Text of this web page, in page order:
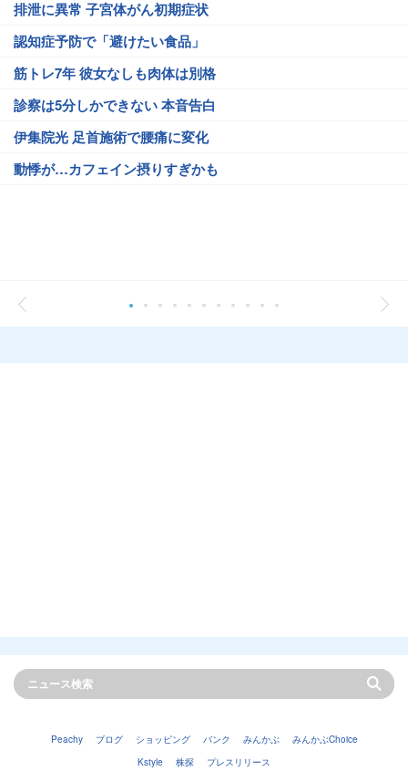
排泄に異常 子宮体がん初期症状
認知症予防で「避けたい食品」
筋トレ7年 彼女なしも肉体は別格
診察は5分しかできない 本音告白
伊集院光 足首施術で腰痛に変化
動悸が…カフェイン摂りすぎかも
Peachy ブログ ショッピング バンク みんかぶ
みんかぶChoice
Kstyle
株探 プレスリリース